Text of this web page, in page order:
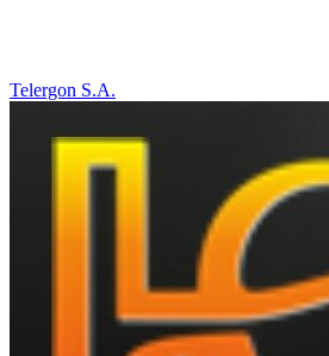
Telergon S.A.